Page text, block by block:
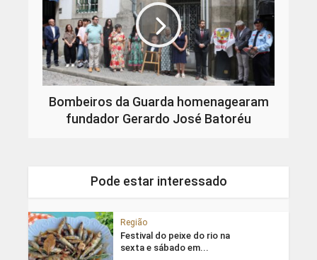
Bombeiros da Guarda homenagearam
fundador Gerardo José Batoréu
Pode estar interessado
Região
Festival do peixe do rio na
sexta e sábado em...